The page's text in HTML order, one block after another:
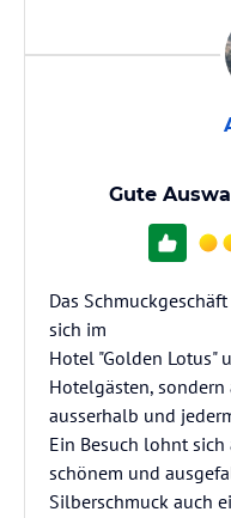
Gute
Das
sich im
Hotel "Golden Lotus"
Hotelgästen, sondern
ausserhalb und
Ein Besuch lohnt
schönem und
Silberschmuck auch